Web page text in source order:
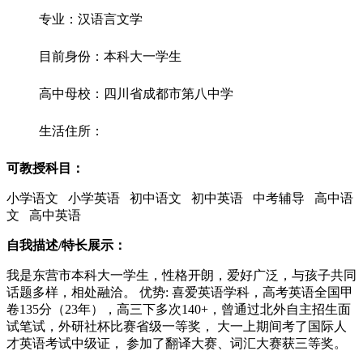
专业：汉语言文学
目前身份：本科大一学生
高中母校：四川省成都市第八中学
生活住所：
可教授科目：
小学语文 小学英语 初中语文 初中英语 中考辅导 高中语
文 高中英语
自我描述/特长展示：
我是东营市本科大一学生，性格开朗，爱好广泛，与孩子共同
话题多样，相处融洽。 优势: 喜爱英语学科，高考英语全国甲
卷135分（23年），高三下多次140+，曾通过北外自主招生面
试笔试，外研社杯比赛省级一等奖， 大一上期间考了国际人
才英语考试中级证， 参加了翻译大赛、词汇大赛获三等奖。